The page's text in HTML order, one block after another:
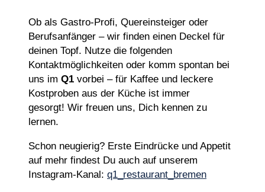
Ob als Gastro-Profi, Quereinsteiger oder
Berufsanfänger – wir finden einen Deckel für
deinen Topf. Nutze die folgenden
Kontaktmöglichkeiten oder komm spontan bei
uns im Q1 vorbei – für Kaffee und leckere
Kostproben aus der Küche ist immer
gesorgt! Wir freuen uns, Dich kennen zu
lernen.
Schon neugierig? Erste Eindrücke und Appetit
auf mehr findest Du auch auf unserem
Instagram-Kanal: q1_ restaurant_bremen